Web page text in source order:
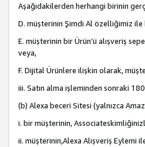
Aşağıdakilerden herhangi birinin
D. müşterinin Şimdi Al özelliğimiz ile
E. müşterinin bir Ürün’ü alışveriş
veya,
F. Dijital Ürünlere ilişkin olarak,
iii. Satın alma işleminden sonraki
(b) Alexa beceri Sitesi (yalnızca
i. bir müşterinin,
ii. müşterinin,Alexa Alışveriş Eylemi